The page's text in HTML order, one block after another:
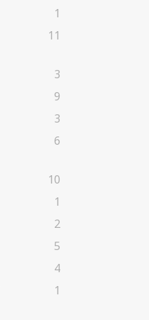
1
11
3
9
3
6
10
1
2
5
4
1